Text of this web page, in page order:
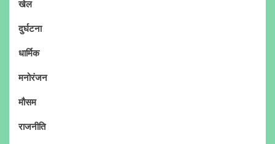
खेल
दुर्घटना
धार्मिक
मनोरंजन
मौसम
राजनीति